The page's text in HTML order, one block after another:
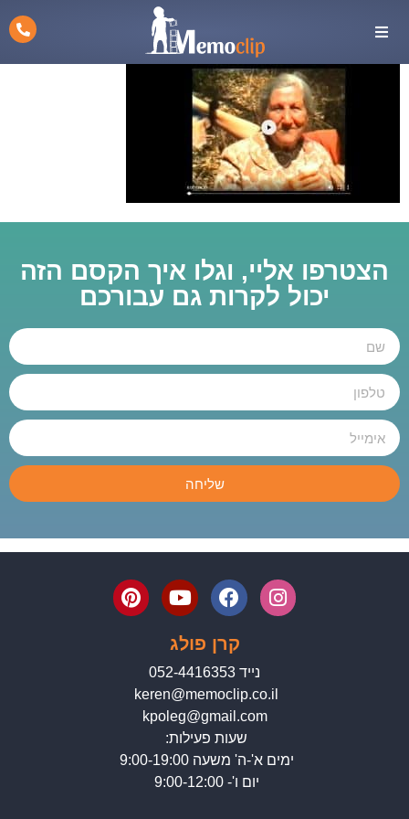
הצטרפו אליי, וגלו איך הקסם הזה
יכול לקרות גם עבורכם
שליחה
קרן פולג
נייד 052-4416353
keren@memoclip.co.il
kpoleg@gmail.com
שעות פעילות:
ימים א'-ה' משעה 9:00-19:00
יום ו'- 9:00-12:00